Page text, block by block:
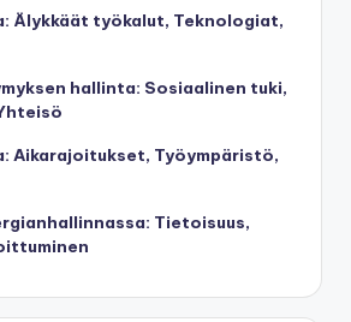
Älykkäät työkalut, Teknologiat,
hallinta: Sosiaalinen tuki,
Aikarajoitukset, Työympäristö,
Tietoisuus,